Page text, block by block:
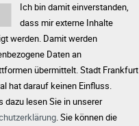
Ich bin damit einverstanden,
dass mir externe Inhalte
werden. Damit werden
Daten an
übermittelt. Stadt Frankfurt
hat darauf keinen Einfluss.
dazu lesen Sie in unserer
. Sie können die